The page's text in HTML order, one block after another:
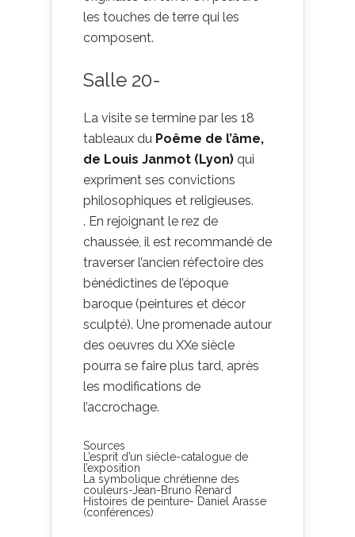
les touches de terre qui les
composent.
Salle 20-
La visite se termine par les 18
tableaux du Poême de l’âme,
de Louis Janmot (Lyon) qui
expriment ses convictions
philosophiques et religieuses.
. En rejoignant le rez de
chaussée, il est recommandé de
traverser l’ancien réfectoire des
bénédictines de l’époque
baroque (peintures et décor
sculpté). Une promenade autour
des oeuvres du XXe siècle
pourra se faire plus tard, après
les modifications de
l’accrochage.
Sources
L’esprit d’un siècle-catalogue de
l’exposition
La symbolique chrétienne des
couleurs-Jean-Bruno Renard
Histoires de peinture- Daniel Arasse
(conférences)